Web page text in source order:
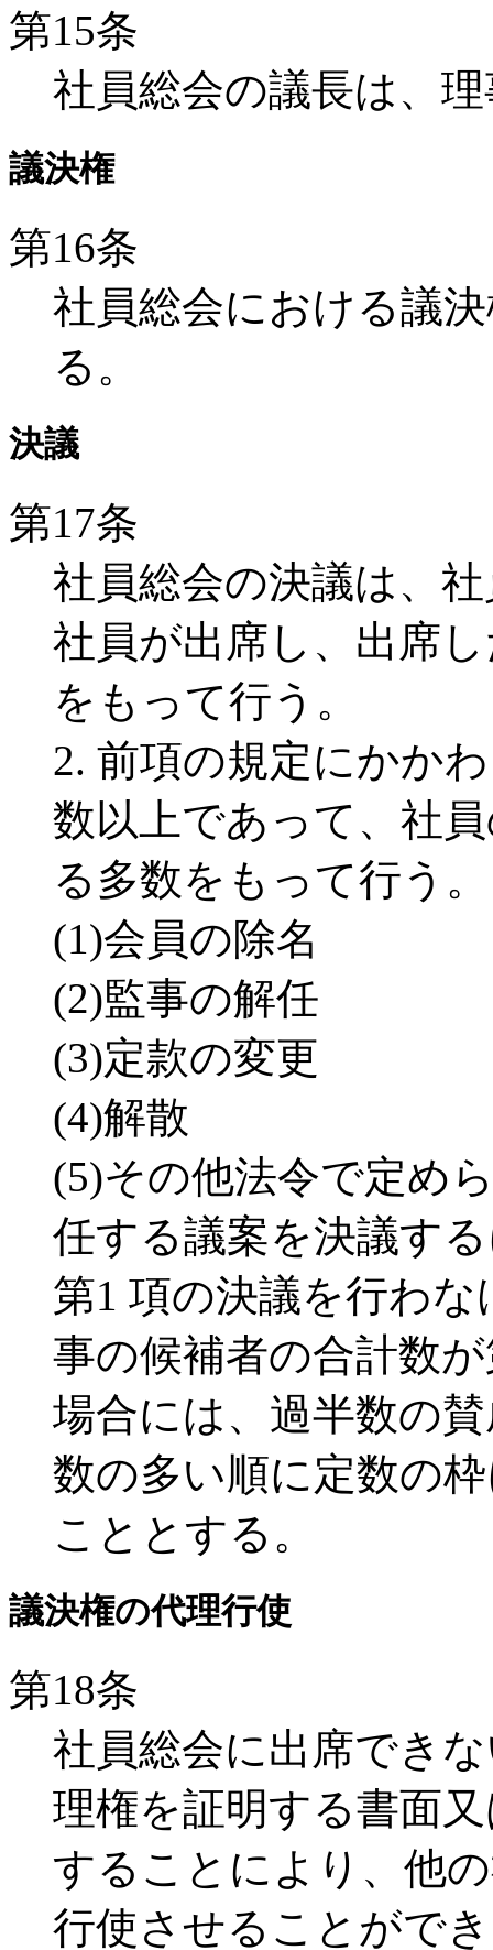
第15条
社員総会の議長は、
議決権
第16条
社員総会における議
る。
決議
第17条
社員総会の決議は、
社員が出席し、出席
をもって行う。
2. 前項の規定にかか
数以上であって、社
る多数をもって行う。
(1)会員の除名
(2)監事の解任
(3)定款の変更
(4)解散
(5)その他法令で定め
任する議案を決議す
第1 項の決議を行わ
事の候補者の合計数
場合には、過半数の
数の多い順に定数の
こととする。
議決権の代理行使
第18条
社員総会に出席でき
理権を証明する書面
することにより、他
行使させることがで